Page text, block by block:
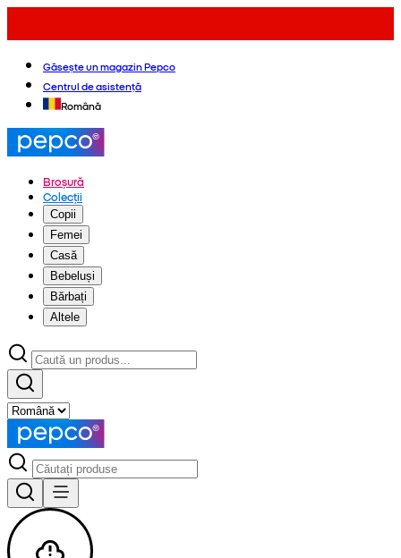
Găsește un magazin Pepco
Centrul de asistență
Română
Broșură
Colecții
Copii
Femei
Casă
Bebeluși
Bărbați
Altele